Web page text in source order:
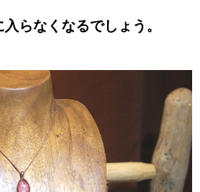
らなくなるでしょう。